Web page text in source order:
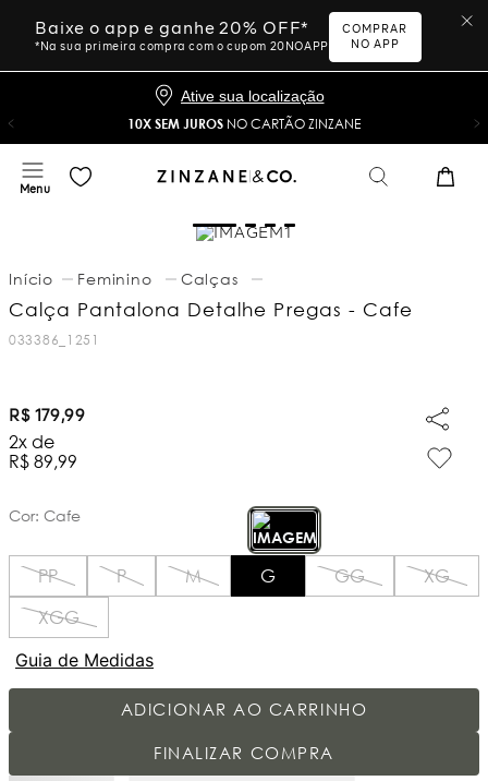
Baixe o app e ganhe 20% OFF*
*Na sua primeira compra com o cupom 20NOAPP
COMPRAR
NO APP
Ative sua localização
10X SEM JUROS NO CARTÃO ZINZANE
Feminino Calças
Calça Pantalona Detalhe Pregas - Cafe
033386_1251
R$ 179,99
2x de
R$ 89,99
Cor: Cafe
PP P M G GG
XG
XGG
Guia de Medidas
ADICIONAR AO CARRINHO
FINALIZAR COMPRA